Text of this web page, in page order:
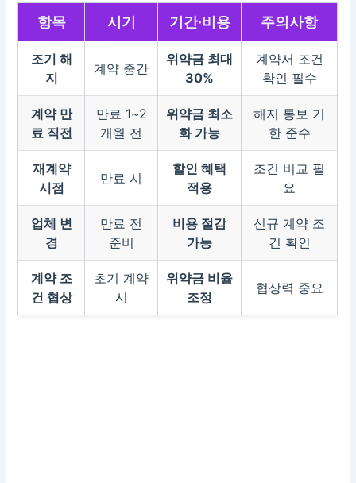
항목 시기 기간·비용 주의사항
조기 해
지
계약 중간
위약금 최대
30%
계약서 조건
확인 필수
계약 만
료 직전
만료 1~2
개월 전
위약금 최소
화 가능
해지 통보 기
한 준수
재계약
시점
만료 시
할인 혜택
적용
조건 비교 필
요
업체 변
경
만료 전
준비
비용 절감
가능
신규 계약 조
건 확인
계약 조
건 협상
초기 계약
시
위약금 비율
조정
협상력 중요